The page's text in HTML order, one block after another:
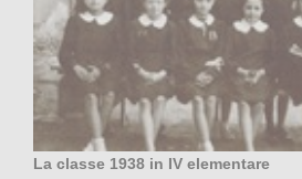
La classe 1938 in IV elementare